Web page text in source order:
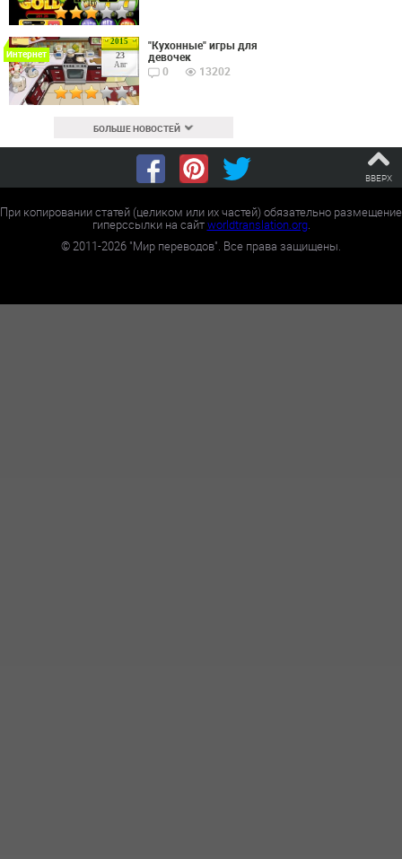
2015
23
Авг
Интернет
"Кухонные" игры для
девочек
0
13202
БОЛЬШЕ НОВОСТЕЙ
ВВЕРХ
При копировании статей (целиком или их частей) обязательно размещение
гиперссылки на сайтworldtranslation.org.
©2011-2026 "Мир переводов". Все права защищены.